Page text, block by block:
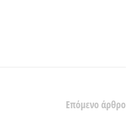
Επόμενο άρθρο